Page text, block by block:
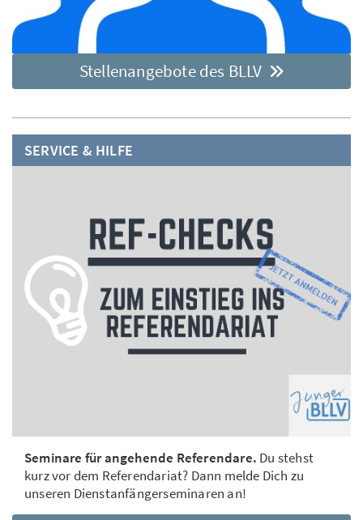
Stellenangebote des BLLV
SERVICE & HILFE
Seminare für angehende Referendare. Du stehst
kurz vor dem Referendariat? Dann melde Dich zu
unseren Dienstanfängerseminaren an!